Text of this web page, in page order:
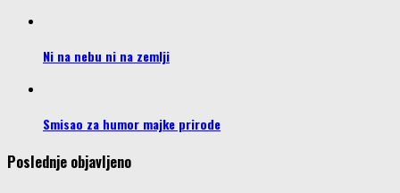
Ni na nebu ni na zemlji
Smisao za humor majke prirode
Poslednje objavljeno